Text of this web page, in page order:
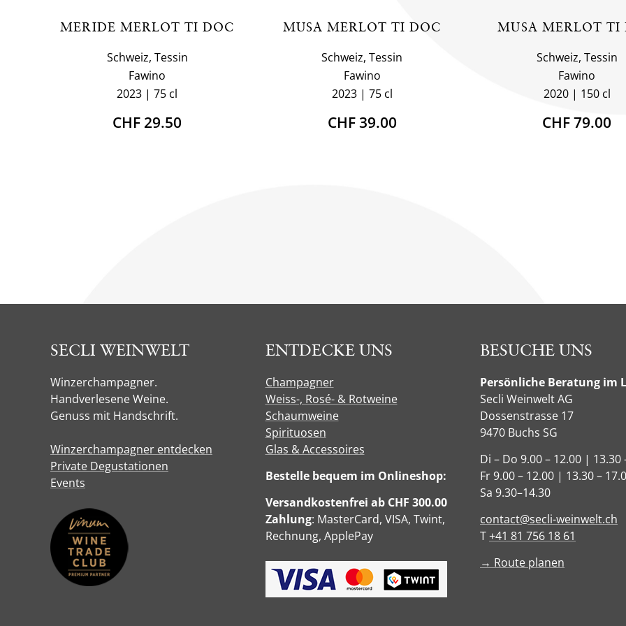
MERIDE MERLOT TI DOC
Schweiz, Tessin
Fawino
2023
75 cl
CHF 29.50
MUSA MERLOT TI DOC
Schweiz, Tessin
Fawino
2023
75 cl
CHF 39.00
MUSA MERLOT TI
Schweiz, Tessin
Fawino
2020
150 cl
CHF 79.00
SECLI WEINWELT
Winzerchampagner.
Handverlesene Weine.
Genuss mit Handschrift.
Winzerchampagner entdecken
Private Degustationen
Events
ENTDECKE UNS
Champagner
Weiss-, Rosé- & Rotweine
Schaumweine
Spirituosen
Glas & Accessoires
Bestelle bequem im Onlineshop:
Versandkostenfrei ab CHF 300.00
Zahlung: MasterCard, VISA, Twint,
Rechnung, ApplePay
BESUCHE UNS
Persönliche Beratung im
Secli Weinwelt AG
Dossenstrasse 17
9470 Buchs SG
Di – Do 9.00 – 12.00 | 13.30
Fr 9.00 – 12.00 | 13.30 –
Sa 9.30–14.30
contact@secli-weinwelt.ch
T+41 81 756 18 61
→ Route planen